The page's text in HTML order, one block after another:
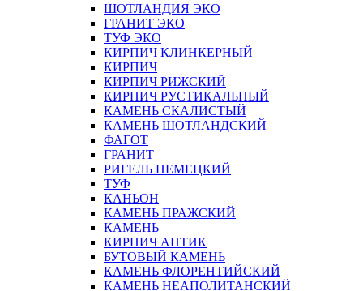
ШОТЛАНДИЯ ЭКО
ГРАНИТ ЭКО
ТУФ ЭКО
КИРПИЧ КЛИНКЕРНЫЙ
КИРПИЧ
КИРПИЧ РИЖСКИЙ
КИРПИЧ РУСТИКАЛЬНЫЙ
КАМЕНЬ СКАЛИСТЫЙ
КАМЕНЬ ШОТЛАНДСКИЙ
ФАГОТ
ГРАНИТ
РИГЕЛЬ НЕМЕЦКИЙ
ТУФ
КАНЬОН
КАМЕНЬ ПРАЖСКИЙ
КАМЕНЬ
КИРПИЧ АНТИК
БУТОВЫЙ КАМЕНЬ
КАМЕНЬ ФЛОРЕНТИЙСКИЙ
КАМЕНЬ НЕАПОЛИТАНСКИЙ